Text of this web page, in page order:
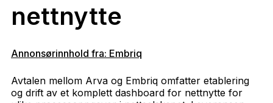
nettnytte
Annonsørinnhold fra: Embriq
Avtalen mellom Arva og Embriq omfatter etablering
og drift av et komplett dashboard for nettnytte for